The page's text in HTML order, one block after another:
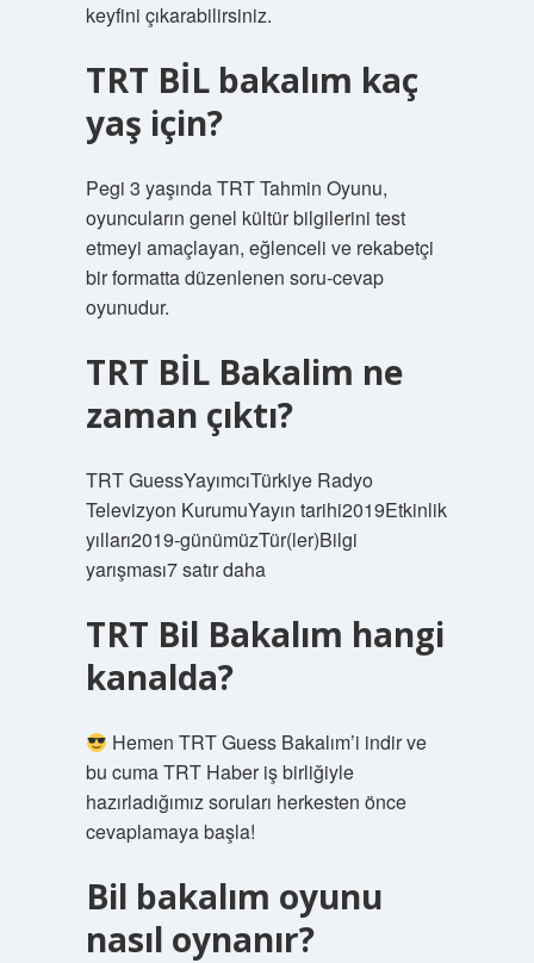
keyfini çıkarabilirsiniz.
TRT BİL bakalım kaç
yaş için?
Pegi 3 yaşında TRT Tahmin Oyunu,
oyuncuların genel kültür bilgilerini test
etmeyi amaçlayan, eğlenceli ve rekabetçi
bir formatta düzenlenen soru-cevap
oyunudur.
TRT BİL Bakalim ne
zaman çıktı?
TRT GuessYayımcıTürkiye Radyo
Televizyon KurumuYayın tarihi2019Etkinlik
yılları2019-günümüzTür(ler)Bilgi
yarışması7 satır daha
TRT Bil Bakalım hangi
kanalda?
Hemen TRT Guess Bakalım’i indir ve
bu cuma TRT Haber iş birliğiyle
hazırladığımız soruları herkesten önce
cevaplamaya başla!
Bil bakalım oyunu
nasıl oynanır?